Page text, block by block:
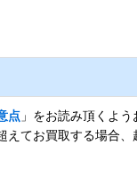
点 」をお読み頂くよう
えてお買取する場合